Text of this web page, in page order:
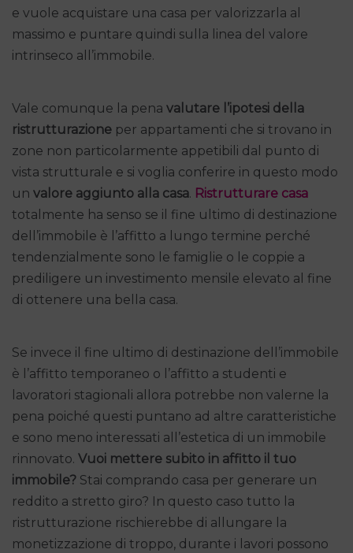
e vuole acquistare una casa per valorizzarla al
massimo e puntare quindi sulla linea del valore
intrinseco all’immobile.
Vale comunque la pena valutare l’ipotesi della
ristrutturazione per appartamenti che si trovano in
zone non particolarmente appetibili dal punto di
vista strutturale e si voglia conferire in questo modo
un valore aggiunto alla casa. Ristrutturare casa
totalmente ha senso se il fine ultimo di destinazione
dell’immobile è l’affitto a lungo termine perché
tendenzialmente sono le famiglie o le coppie a
prediligere un investimento mensile elevato al fine
di ottenere una bella casa.
Se invece il fine ultimo di destinazione dell’immobile
è l’affitto temporaneo o l’affitto a studenti e
lavoratori stagionali allora potrebbe non valerne la
pena poiché questi puntano ad altre caratteristiche
e sono meno interessati all’estetica di un immobile
rinnovato. Vuoi mettere subito in affitto il tuo
immobile? Stai comprando casa per generare un
reddito a stretto giro? In questo caso tutto la
ristrutturazione rischierebbe di allungare la
monetizzazione di troppo, durante i lavori possono